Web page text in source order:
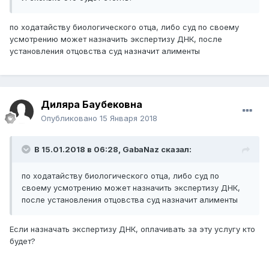
по ходатайству биологического отца, либо суд по своему
усмотрению может назначить экспертизу ДНК, после
установления отцовства суд назначит алименты
Диляра Баубековна
Опубликовано 15 Января 2018
В 15.01.2018 в 06:28, GabaNaz сказал:
по ходатайству биологического отца, либо суд по
своему усмотрению может назначить экспертизу ДНК,
после установления отцовства суд назначит алименты
Если назначать экспертизу ДНК, оплачивать за эту услугу кто
будет?